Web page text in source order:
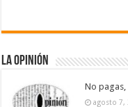
La Opinión
No pagas,
agosto 7,